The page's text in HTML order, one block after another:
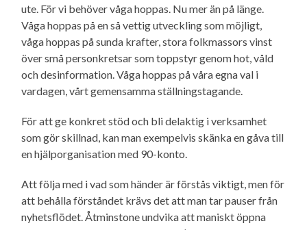
ute. För vi behöver våga hoppas. Nu mer än på länge.
Våga hoppas på en så vettig utveckling som möjligt,
våga hoppas på sunda krafter, stora folkmassors vinst
över små person­kretsar som toppstyr genom hot, våld
och desinformation. Våga hoppas på våra egna val i
vardagen, vårt gemensamma ställningstagande.
För att ge konkret stöd och bli delaktig i verksamhet
som gör skillnad, kan man exempelvis skänka en gåva till
en hjälporganisation med 90-konto.
Att följa med i vad som händer är förstås viktigt, men för
att behålla förståndet krävs det att man tar pauser från
nyhets­flödet. Åtminstone undvika att maniskt öppna